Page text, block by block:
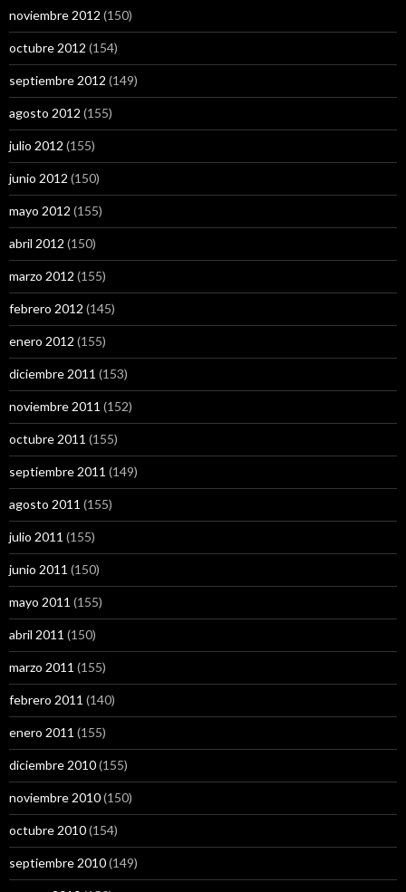
noviembre 2012 (150)
octubre 2012 (154)
septiembre 2012 (149)
agosto 2012 (155)
julio 2012 (155)
junio 2012 (150)
mayo 2012 (155)
abril 2012 (150)
marzo 2012 (155)
febrero 2012 (145)
enero 2012 (155)
diciembre 2011 (153)
noviembre 2011 (152)
octubre 2011 (155)
septiembre 2011 (149)
agosto 2011 (155)
julio 2011 (155)
junio 2011 (150)
mayo 2011 (155)
abril 2011 (150)
marzo 2011 (155)
febrero 2011 (140)
enero 2011 (155)
diciembre 2010(155)
noviembre 2010(150)
octubre 2010(154)
septiembre 2010(149)